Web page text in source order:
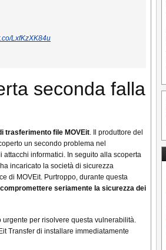
LxfKzXK84u
seconda falla
trasferimento file MOVEit. Il produttore del
un secondo problema nel
informatici. In seguito alla scoperta
incaricato la società di sicurezza
di MOVEit. Purtroppo, durante questa
seriamente la sicurezza dei
per risolvere questa vulnerabilità.
Transfer di installare immediatamente